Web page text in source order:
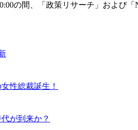
の間、「政策リサーチ」および
性総裁誕生！
が到来か？